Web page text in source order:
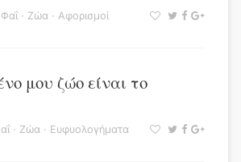
Φαΐ· Ζώα · Αφορισμοί
μου ζώο είναι το
· Ζώα · Ευφυολογήματα